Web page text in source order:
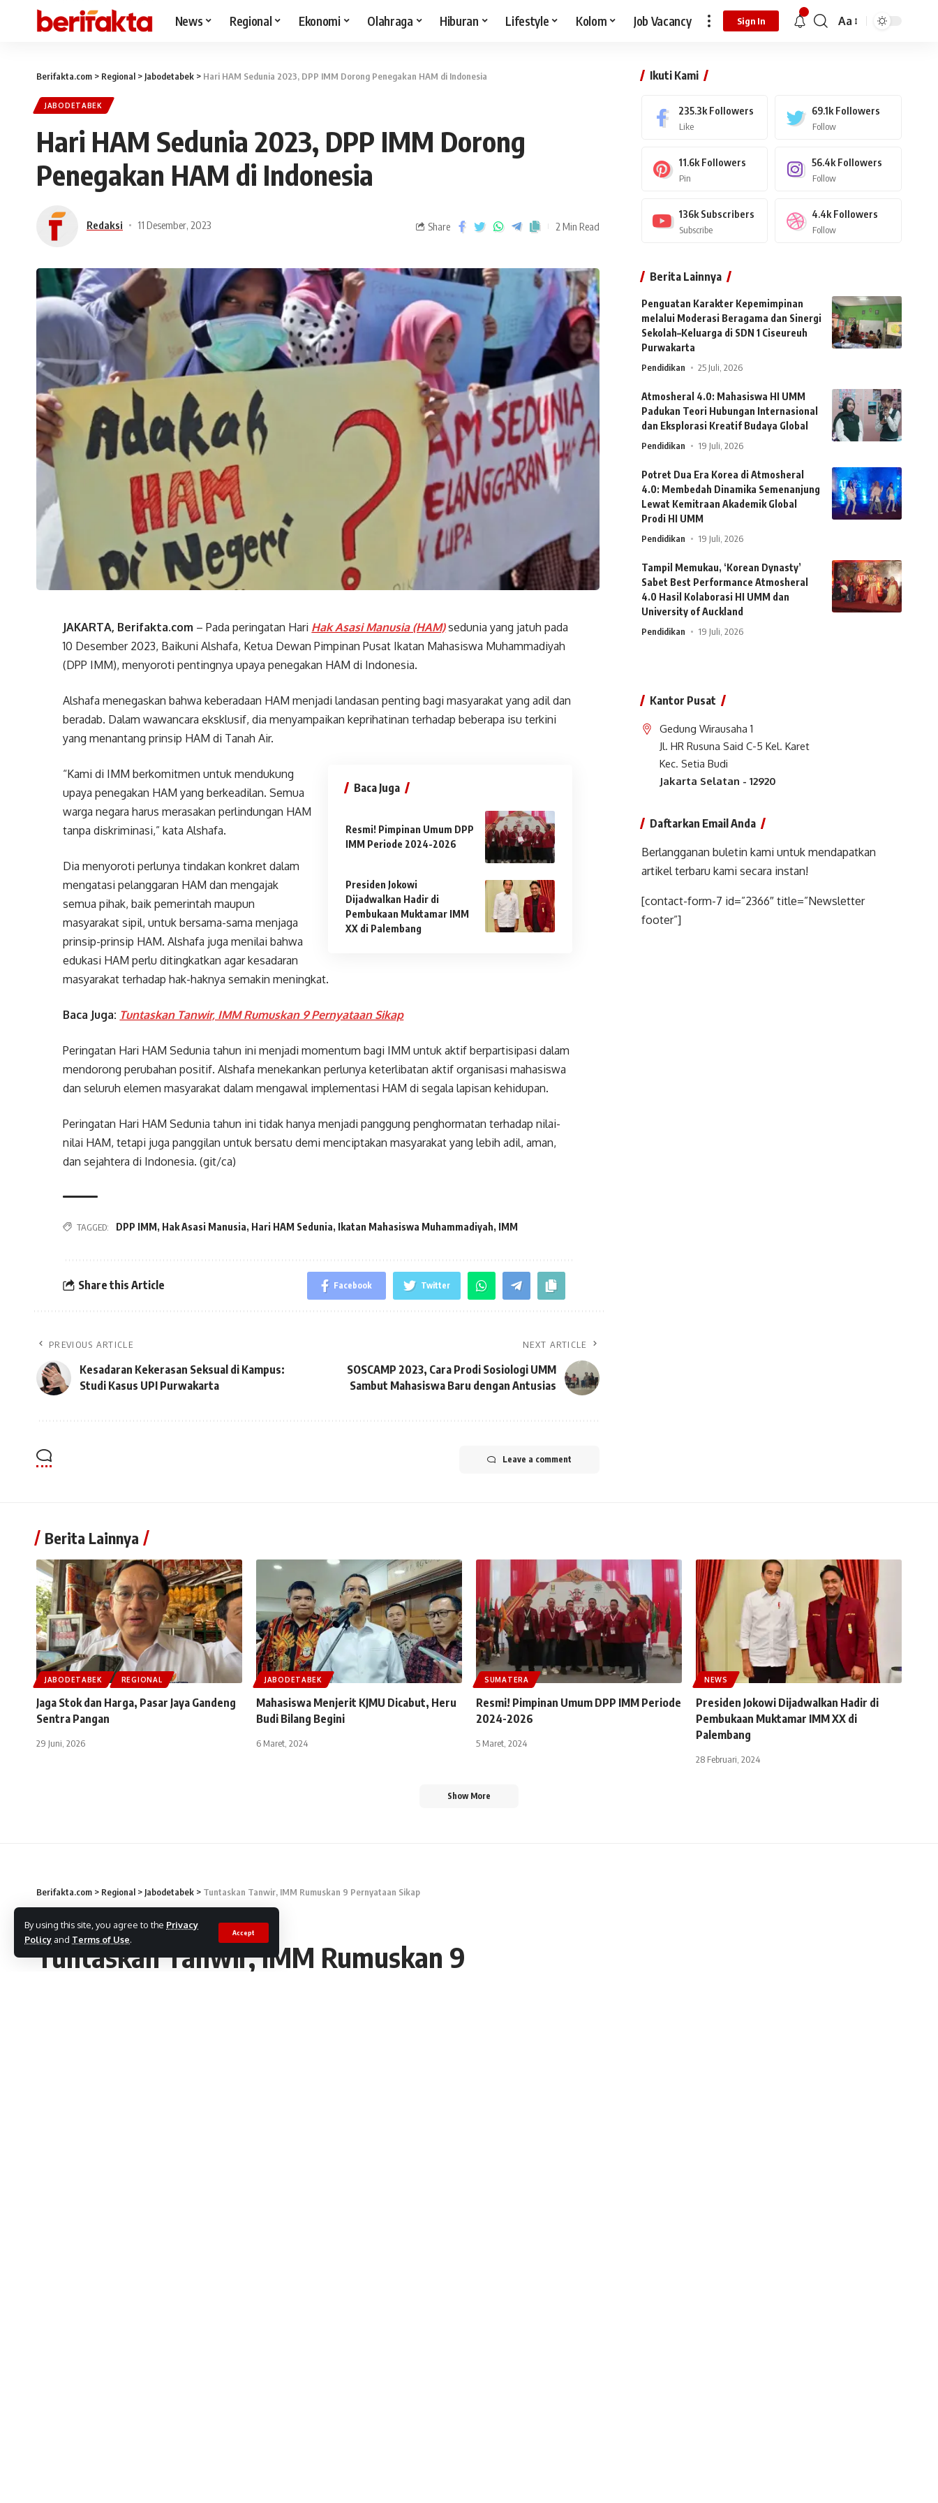
By using this site, you agree to the Privacy
Policy and Terms of Use.
Accept
News Regional Ekonomi Olahraga Hiburan Lifestyle Kolom Job Vacancy Sign In Aa
Berifakta.com > Regional > Jabodetabek > Hari HAM Sedunia 2023, DPP IMM Dorong Penegakan HAM di Indonesia
JABODETABEK
Hari HAM Sedunia 2023, DPP IMM Dorong
Penegakan HAM di Indonesia
Redaksi 11 Desember, 2023 Share 2 Min Read
JAKARTA, Berifakta.com – Pada peringatan Hari Hak Asasi Manusia (HAM)sedunia yang jatuh pada
10 Desember 2023, Baikuni Alshafa, Ketua Dewan Pimpinan Pusat Ikatan Mahasiswa Muhammadiyah
(DPP IMM), menyoroti pentingnya upaya penegakan HAM di Indonesia.
Alshafa menegaskan bahwa keberadaan HAM menjadi landasan penting bagi masyarakat yang adil dan
beradab. Dalam wawancara eksklusif, dia menyampaikan keprihatinan terhadap beberapa isu terkini
yang menantang prinsip HAM di Tanah Air.
Baca Juga
Resmi! Pimpinan Umum DPP
IMM Periode 2024-2026
Presiden Jokowi
Dijadwalkan Hadir di
Pembukaan Muktamar IMM
XX di Palembang
“Kami di IMM berkomitmen untuk mendukung
upaya penegakan HAM yang berkeadilan. Semua
warga negara harus merasakan perlindungan HAM
tanpa diskriminasi,” kata Alshafa.
Dia menyoroti perlunya tindakan konkret dalam
mengatasi pelanggaran HAM dan mengajak
semua pihak, baik pemerintah maupun
masyarakat sipil, untuk bersama-sama menjaga
prinsip-prinsip HAM. Alshafa juga menilai bahwa
edukasi HAM perlu ditingkatkan agar kesadaran
masyarakat terhadap hak-haknya semakin meningkat.
Baca Juga: Tuntaskan Tanwir, IMM Rumuskan 9 Pernyataan Sikap
Peringatan Hari HAM Sedunia tahun ini menjadi momentum bagi IMM untuk aktif berpartisipasi dalam
mendorong perubahan positif. Alshafa menekankan perlunya keterlibatan aktif organisasi mahasiswa
dan seluruh elemen masyarakat dalam mengawal implementasi HAM di segala lapisan kehidupan.
Peringatan Hari HAM Sedunia tahun ini tidak hanya menjadi panggung penghormatan terhadap nilai-
nilai HAM, tetapi juga panggilan untuk bersatu demi menciptakan masyarakat yang lebih adil, aman,
dan sejahtera di Indonesia. (git/ca)
TAGGED: DPP IMM, Hak Asasi Manusia, Hari HAM Sedunia, Ikatan Mahasiswa Muhammadiyah, IMM
Share this Article Facebook Twitter
PREVIOUS ARTICLE
Kesadaran Kekerasan Seksual di Kampus:
Studi Kasus UPI Purwakarta
NEXT ARTICLE
SOSCAMP 2023, Cara Prodi Sosiologi UMM
Sambut Mahasiswa Baru dengan Antusias
Leave a comment
Ikuti Kami
235.3k Followers
Like
69.1k Followers
Follow
11.6k Followers
Pin
56.4k Followers
Follow
136k Subscribers
Subscribe
4.4k Followers
Follow
Berita Lainnya
Penguatan Karakter Kepemimpinan
melalui Moderasi Beragama dan Sinergi
Sekolah–Keluarga di SDN 1 Ciseureuh
Purwakarta
Pendidikan 25 Juli, 2026
Atmosheral 4.0: Mahasiswa HI UMM
Padukan Teori Hubungan Internasional
dan Eksplorasi Kreatif Budaya Global
Pendidikan 19 Juli, 2026
Potret Dua Era Korea di Atmosheral
4.0: Membedah Dinamika Semenanjung
Lewat Kemitraan Akademik Global
Prodi HI UMM
Pendidikan 19 Juli, 2026
Tampil Memukau, ‘Korean Dynasty’
Sabet Best Performance Atmosheral
4.0 Hasil Kolaborasi HI UMM dan
University of Auckland
Pendidikan 19 Juli, 2026
Kantor Pusat
Gedung Wirausaha 1
Jl. HR Rusuna Said C-5 Kel. Karet
Kec. Setia Budi
Jakarta Selatan - 12920
Daftarkan Email Anda
Berlangganan buletin kami untuk mendapatkan
artikel terbaru kami secara instan!
[contact-form-7 id=”2366″ title=”Newsletter
footer”]
Berita Lainnya
JABODETABEK REGIONAL
Jaga Stok dan Harga, Pasar Jaya Gandeng
Sentra Pangan
29 Juni, 2026
JABODETABEK
Mahasiswa Menjerit KJMU Dicabut, Heru
Budi Bilang Begini
6 Maret, 2024
SUMATERA
Resmi! Pimpinan Umum DPP IMM Periode
2024-2026
5 Maret, 2024
NEWS
Presiden Jokowi Dijadwalkan Hadir di
Pembukaan Muktamar IMM XX di
Palembang
28 Februari, 2024
Show More
Berifakta.com > Regional > Jabodetabek > Tuntaskan Tanwir, IMM Rumuskan 9 Pernyataan Sikap
JABODETABEK
Tuntaskan Tanwir, IMM Rumuskan 9